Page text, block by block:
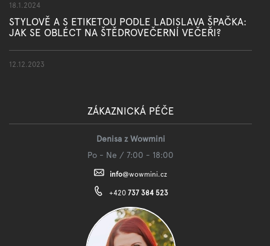
18.1.2024
STYLOVĚ A S ETIKETOU PODLE LADISLAVA ŠPAČKA:
JAK SE OBLÉCT NA ŠTĚDROVEČERNÍ VEČEŘI?
12.12.2023
ZÁKAZNICKÁ PÉČE
Denisa z Wowmini
Po - Ne / 7:00 - 18:00
info@wowmini.cz
+420 737 384 523